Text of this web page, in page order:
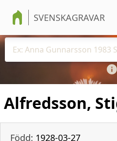
SVENSKAGRAVAR
Alfredsson,
Född: 1928-03-27